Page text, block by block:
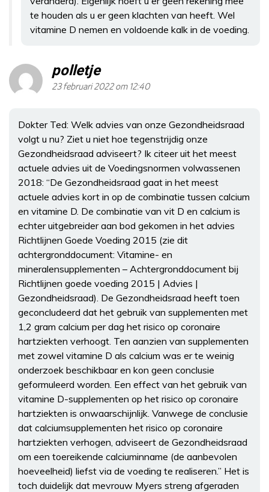
te houden als u er geen klachten van heeft. Wel
vitamine D nemen en voldoende kalk in de voeding.
polletje
23 februari 2022 om 12:40
Dokter Ted: Welk advies van onze Gezondheidsraad
volgt u nu? Ziet u niet hoe tegenstrijdig onze
Gezondheidsraad adviseert? Ik citeer uit het meest
actuele advies uit de Voedingsnormen volwassenen
2018: “De Gezondheidsraad gaat in het meest
actuele advies kort in op de combinatie tussen calcium
en vitamine D. De combinatie van vit D en calcium is
echter uitgebreider aan bod gekomen in het advies
Richtlijnen Goede Voeding 2015 (zie dit
achtergronddocument: Vitamine- en
mineralensupplementen – Achtergronddocument bij
Richtlijnen goede voeding 2015 | Advies |
Gezondheidsraad). De Gezondheidsraad heeft toen
geconcludeerd dat het gebruik van supplementen met
1,2 gram calcium per dag het risico op coronaire
hartziekten verhoogt. Ten aanzien van supplementen
met zowel vitamine D als calcium was er te weinig
onderzoek beschikbaar en kon geen conclusie
geformuleerd worden. Een effect van het gebruik van
vitamine D-supplementen op het risico op coronaire
hartziekten is onwaarschijnlijk. Vanwege de conclusie
dat calciumsupplementen het risico op coronaire
hartziekten verhogen, adviseert de Gezondheidsraad
om een toereikende calciuminname (de aanbevolen
hoeveelheid) liefst via de voeding te realiseren.” Het is
toch duidelijk dat mevrouw Myers streng afgeraden